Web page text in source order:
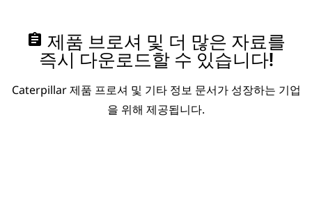
assignment 제품 브로셔 및 더 많은 자료를
즉시 다운로드할 수 있습니다!
Caterpillar 제품 프로셔 및 기타 정보 문서가 성장하는 기업
을 위해 제공됩니다.